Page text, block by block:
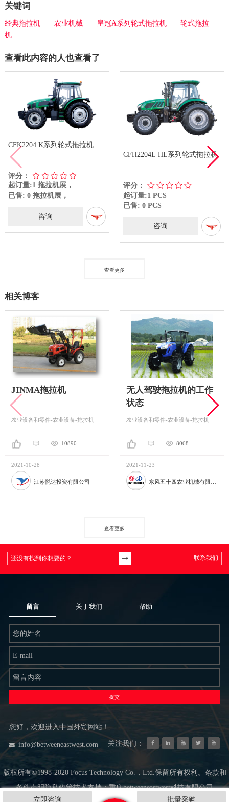
立即咨询 批量采购
关键词
经典拖拉机 农业机械 皇冠A系列轮式拖拉机
轮式拖拉
机
查看此内容的人也查看了
CFK2204 K系列轮式拖拉机
评分：
起订量:1 拖拉机展，
已售: 0 拖拉机展，
咨询
CFH2204L HL系列轮式拖拉机
评分：
起订量:1 PCS
已售: 0 PCS
咨询
查看更多
相关博客
JINMA拖拉机
农业设备和零件-农业设备-拖拉机
10890
2021-10-28
江苏悦达投资有限公司
无人驾驶拖拉机的工作
状态
农业设备和零件-农业设备-拖拉机
8068
2021-11-23
查看更多
联系我们
留言 关于我们 帮助
提交
您好，欢迎进入中国外贸网站！
info@betweeneastwest.com 关注我们：
版权所有©1998-2020 Focus Technology Co.，Ltd.保留所有权利。条款和
条件声明隐私政策技术支持：重庆betweeneastwest科技有限公司